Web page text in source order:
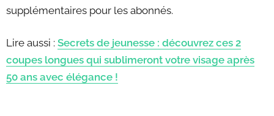
supplémentaires pour les abonnés.
Lire aussi : Secrets de jeunesse : découvrez ces 2
coupes longues qui sublimeront votre visage après
50 ans avec élégance !